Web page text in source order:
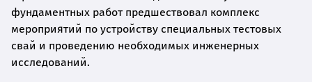
фундаментных работ предшествовал комплекс
мероприятий по устройству специальных тестовых
свай и проведению необходимых инженерных
исследований.